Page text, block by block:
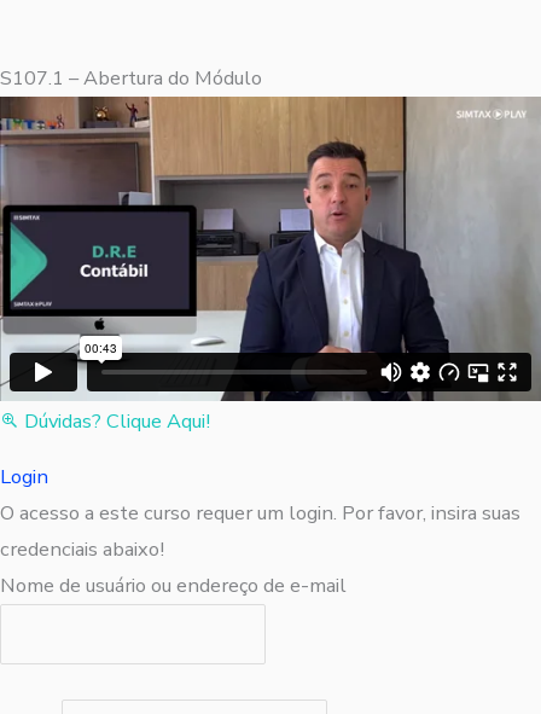
S107.1 – Abertura do Módulo
Dúvidas? Clique Aqui!
Login
O acesso a este curso requer um login. Por favor, insira suas
credenciais abaixo!
Nome de usuário ou endereço de e-mail